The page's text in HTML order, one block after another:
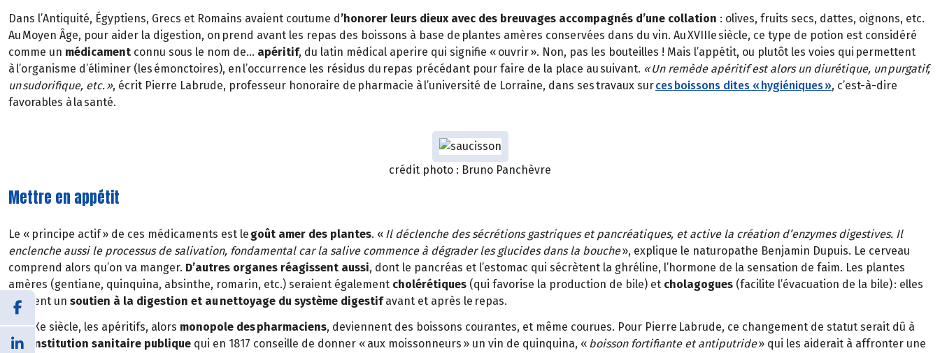
Dans l’Antiquité, Égyptiens, Grecs et Romains avaient coutume d’honorer leurs dieux avec des breuvages accompagnés d’une collation : olives, fruits secs, dattes, oignons, etc.
Au Moyen Âge, pour aider la digestion, on prend avant les repas des boissons à base de plantes amères conservées dans du vin. Au XVIIIe siècle, ce type de potion est considéré
comme un médicament connu sous le nom de… apéritif, du latin médical aperire qui signifie « ouvrir ». Non, pas les bouteilles ! Mais l’appétit, ou plutôt les voies qui permettent
à l’organisme d’éliminer (les émonctoires), en l’occurrence les résidus du repas précédant pour faire de la place au suivant. « Un remède apéritif est alors un diurétique, un purgatif,
un sudorifique, etc. », écrit Pierre Labrude, professeur honoraire de pharmacie à l’université de Lorraine, dans ses travaux surces boissons dites « hygiéniques », c’est-à-dire
favorables à la santé.
crédit photo : Bruno Panchèvre
Mettre en appétit
Le « principe actif » de ces médicaments est le goût amer des plantes. « Il déclenche des sécrétions gastriques et pancréatiques, et active la création d’enzymes digestives. Il
enclenche aussi le processus de salivation, fondamental car la salive commence à dégrader les glucides dans la bouche», explique le naturopathe Benjamin Dupuis. Le cerveau
comprend alors qu’on va manger. D’autres organes réagissent aussi, dont le pancréas et l’estomac qui sécrètent la ghréline, l’hormone de la sensation de faim. Les plantes
amères (gentiane, quinquina, absinthe, romarin, etc.) seraient également cholérétiques (qui favorise la production de bile) et cholagogues (facilite l’évacuation de la bile) : elles
seraient un soutien à la digestion et au nettoyage du système digestifavant et après le repas.
Au XIXe siècle, les apéritifs, alors monopole des pharmaciens, deviennent des boissons courantes, et même courues. Pour Pierre Labrude, ce changement de statut serait dû à
une
institution sanitaire publique qui en 1817 conseille de donner « aux moissonneurs » un vin de quinquina, « boisson fortifiante et antiputride» qui les aiderait à affronter une